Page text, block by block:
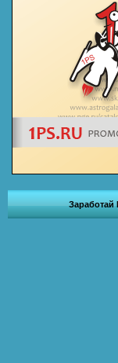
Заработай